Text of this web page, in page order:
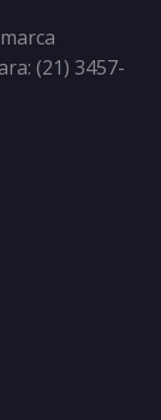
(21) 3457-